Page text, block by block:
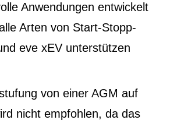
Anwendungen entwickelt
Arten von Start-Stopp-
eve xEV unterstützen
von einer AGM auf
nicht empfohlen, da das